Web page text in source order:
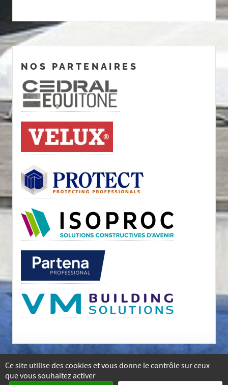
Ce site utilise des cookies et vous donne le contrôle sur ceux
que vous souhaitez activer
NOS PARTENAIRES